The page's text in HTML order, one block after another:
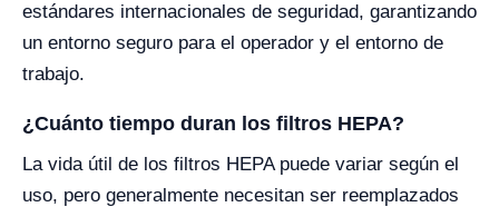
estándares internacionales de seguridad, garantizando
un entorno seguro para el operador y el entorno de
trabajo.
¿Cuánto tiempo duran los filtros HEPA?
La vida útil de los filtros HEPA puede variar según el
uso, pero generalmente necesitan ser reemplazados